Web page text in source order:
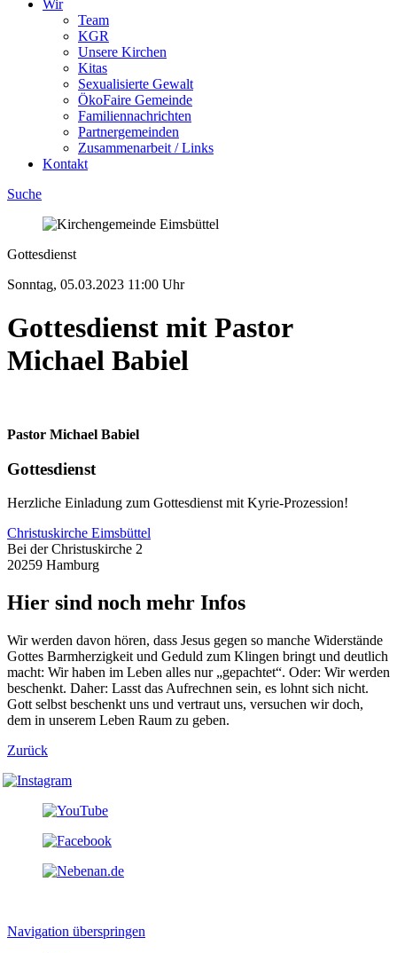
Wir
Team
KGR
Unsere Kirchen
Kitas
Sexualisierte Gewalt
ÖkoFaire Gemeinde
Familiennachrichten
Partnergemeinden
Zusammenarbeit / Links
Kontakt
Suche
Gottesdienst
Sonntag, 05.03.2023 11:00 Uhr
Gottesdienst mit Pastor
Michael Babiel
Pastor Michael Babiel
Gottesdienst
Herzliche Einladung zum Gottesdienst mit Kyrie-Prozession!
Christuskirche Eimsbüttel
Bei der Christuskirche 2
20259 Hamburg
Hier sind noch mehr Infos
Wir werden davon hören, dass Jesus gegen so manche Widerstände
Gottes Barmherzigkeit und Geduld zum Klingen bringt und deutlich
macht: Wir haben im Leben alles nur „gepachtet“. Oder: Wir werden
beschenkt. Daher: Lasst das Aufrechnen sein, es lohnt sich nicht.
Gott selbst beschenkt uns und vertraut uns, versuchen wir doch,
dem in unserem Leben Raum zu geben.
Zurück
Navigation überspringen